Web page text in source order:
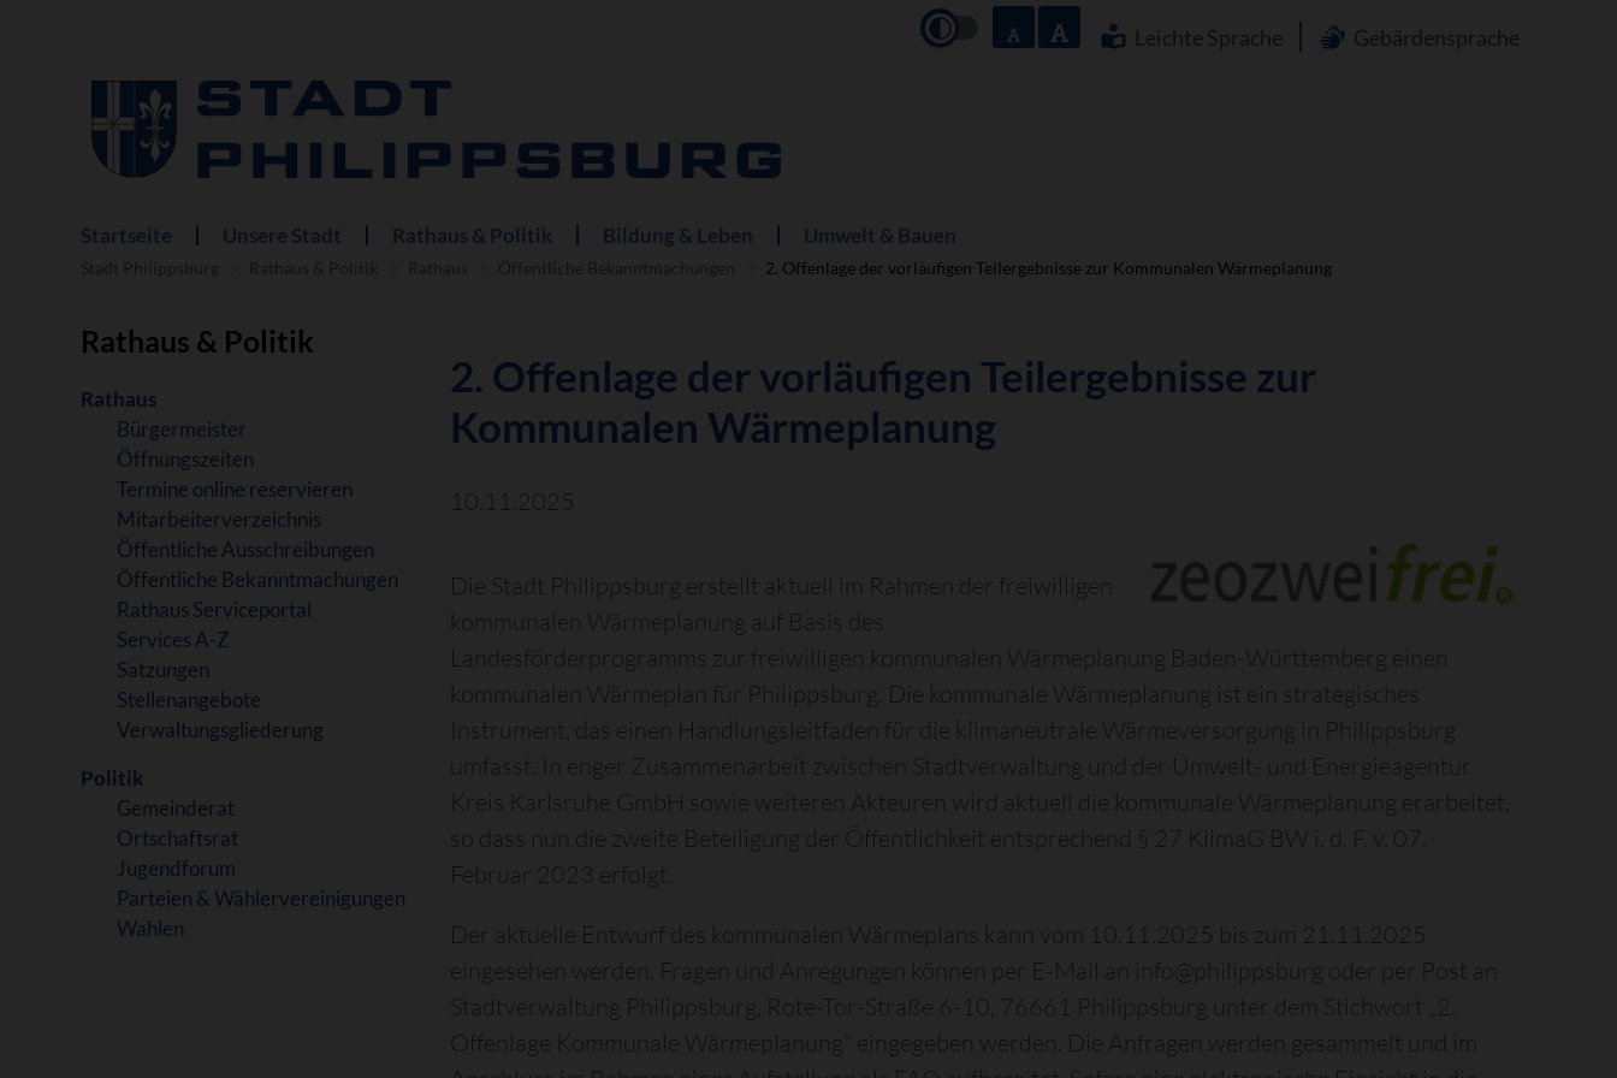
Leichte Sprache Gebärdensprache
Navigation
überspringen
Startseite Unsere Stadt Rathaus & Politik Bildung & Leben Umwelt & Bauen
2. Offenlage der vorläufigen Teilergebnisse zur Kommunalen Wärmeplanung
Rathaus & Politik
Navigation
überspringen
Rathaus
Bürgermeister
Öffnungszeiten
Termine online reservieren
Mitarbeiterverzeichnis
Öffentliche Ausschreibungen
Öffentliche Bekanntmachungen
Rathaus Serviceportal
Services A-Z
Satzungen
Stellenangebote
Verwaltungsgliederung
Politik
Gemeinderat
Ortschaftsrat
Jugendforum
Parteien & Wählervereinigungen
Wahlen
2. Offenlage der vorläufigen Teilergebnisse zur
Kommunalen Wärmeplanung
10.11.2025
Die Stadt Philippsburg erstellt aktuell im Rahmen der freiwilligen
kommunalen Wärmeplanung auf Basis des
Landesförderprogramms zur freiwilligen kommunalen Wärmeplanung Baden-Württemberg einen
kommunalen Wärmeplan für Philippsburg. Die kommunale Wärmeplanung ist ein strategisches
Instrument, das einen Handlungsleitfaden für die klimaneutrale Wärmeversorgung in Philippsburg
umfasst. In enger Zusammenarbeit zwischen Stadtverwaltung und der Umwelt- und Energieagentur
Kreis Karlsruhe GmbH sowie weiteren Akteuren wird aktuell die kommunale Wärmeplanung erarbeitet,
so dass nun die zweite Beteiligung der Öffentlichkeit entsprechend § 27 KlimaG BW i. d. F. v. 07.
Februar 2023 erfolgt.
Der aktuelle Entwurf des kommunalen Wärmeplans kann vom 10.11.2025 bis zum 21.11.2025
eingesehen werden. Fragen und Anregungen können per E-Mail an info@philippsburg oder per Post an
Stadtverwaltung Philippsburg, Rote-Tor-Straße 6-10, 76661 Philippsburg unter dem Stichwort „2.
Offenlage Kommunale Wärmeplanung“ eingegeben werden. Die Anfragen werden gesammelt und im